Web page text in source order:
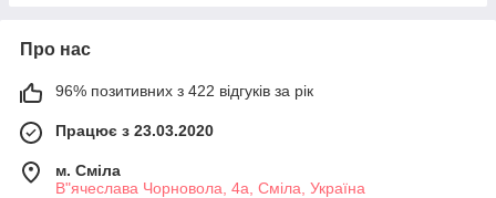
Про нас
96% позитивних з 422 відгуків за рік
Працює з 23.03.2020
м. Сміла
В"ячеслава Чорновола, 4а, Сміла, Україна